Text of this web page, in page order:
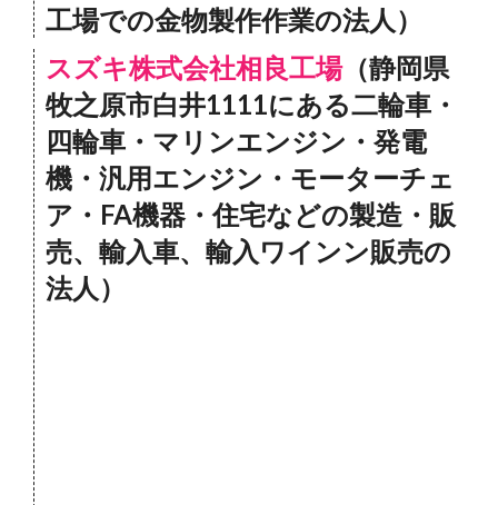
工場での金物製作作業の法人）
スズキ株式会社相良工場（静岡県
牧之原市白井1111にある二輪車・
四輪車・マリンエンジン・発電
機・汎用エンジン・モーターチェ
ア・FA機器・住宅などの製造・販
売、輸入車、輸入ワインン販売の
法人）